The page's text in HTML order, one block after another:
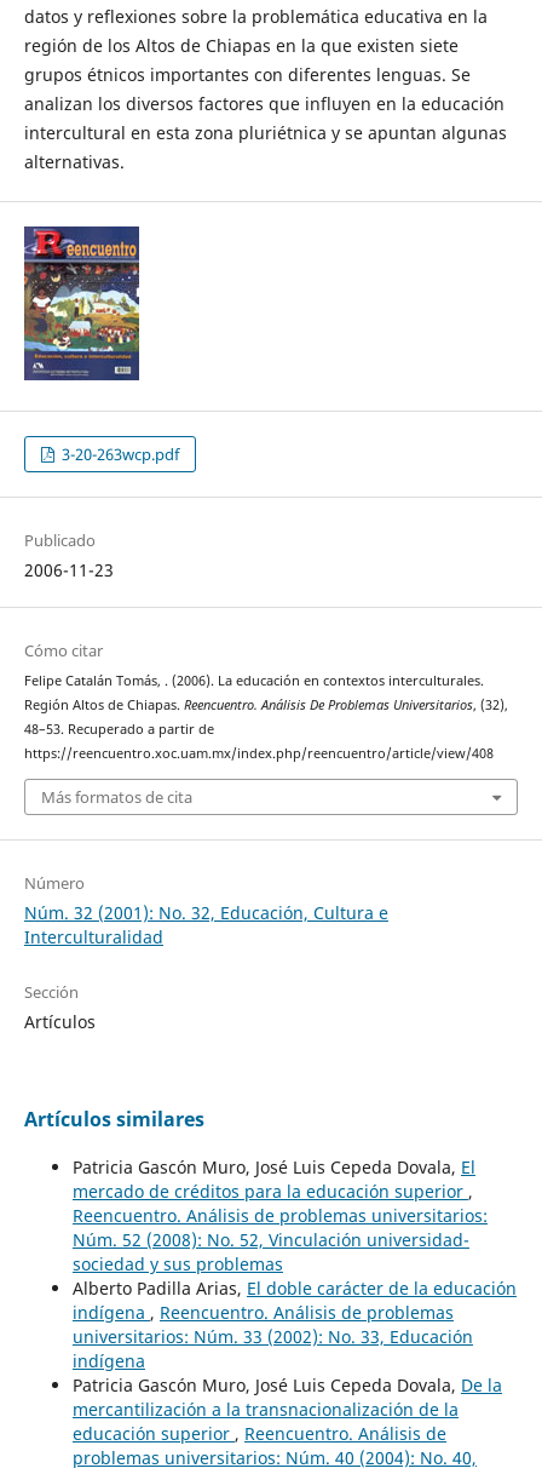
datos y reflexiones sobre la problemática educativa en la
región de los Altos de Chiapas en la que existen siete
grupos étnicos importantes con diferentes lenguas. Se
analizan los diversos factores que influyen en la educación
intercultural en esta zona pluriétnica y se apuntan algunas
alternativas.
3-20-263wcp.pdf
Publicado
2006-11-23
Cómo citar
Felipe Catalán Tomás, . (2006). La educación en contextos interculturales.
Región Altos de Chiapas. Reencuentro. Análisis De Problemas Universitarios, (32),
48–53. Recuperado a partir de
https://reencuentro.xoc.uam.mx/index.php/reencuentro/article/view/408
Más formatos de cita
Número
Núm. 32 (2001): No. 32, Educación, Cultura e
Interculturalidad
Sección
Artículos
Artículos similares
Patricia Gascón Muro, José Luis Cepeda Dovala, El
mercado de créditos para la educación superior ,
Reencuentro. Análisis de problemas universitarios:
Núm. 52 (2008): No. 52, Vinculación universidad-
sociedad y sus problemas
Alberto Padilla Arias, El doble carácter de la educación
indígena , Reencuentro. Análisis de problemas
universitarios: Núm. 33 (2002): No. 33, Educación
indígena
Patricia Gascón Muro, José Luis Cepeda Dovala, De la
mercantilización a la transnacionalización de la
educación superior , Reencuentro. Análisis de
problemas universitarios: Núm. 40 (2004): No. 40,